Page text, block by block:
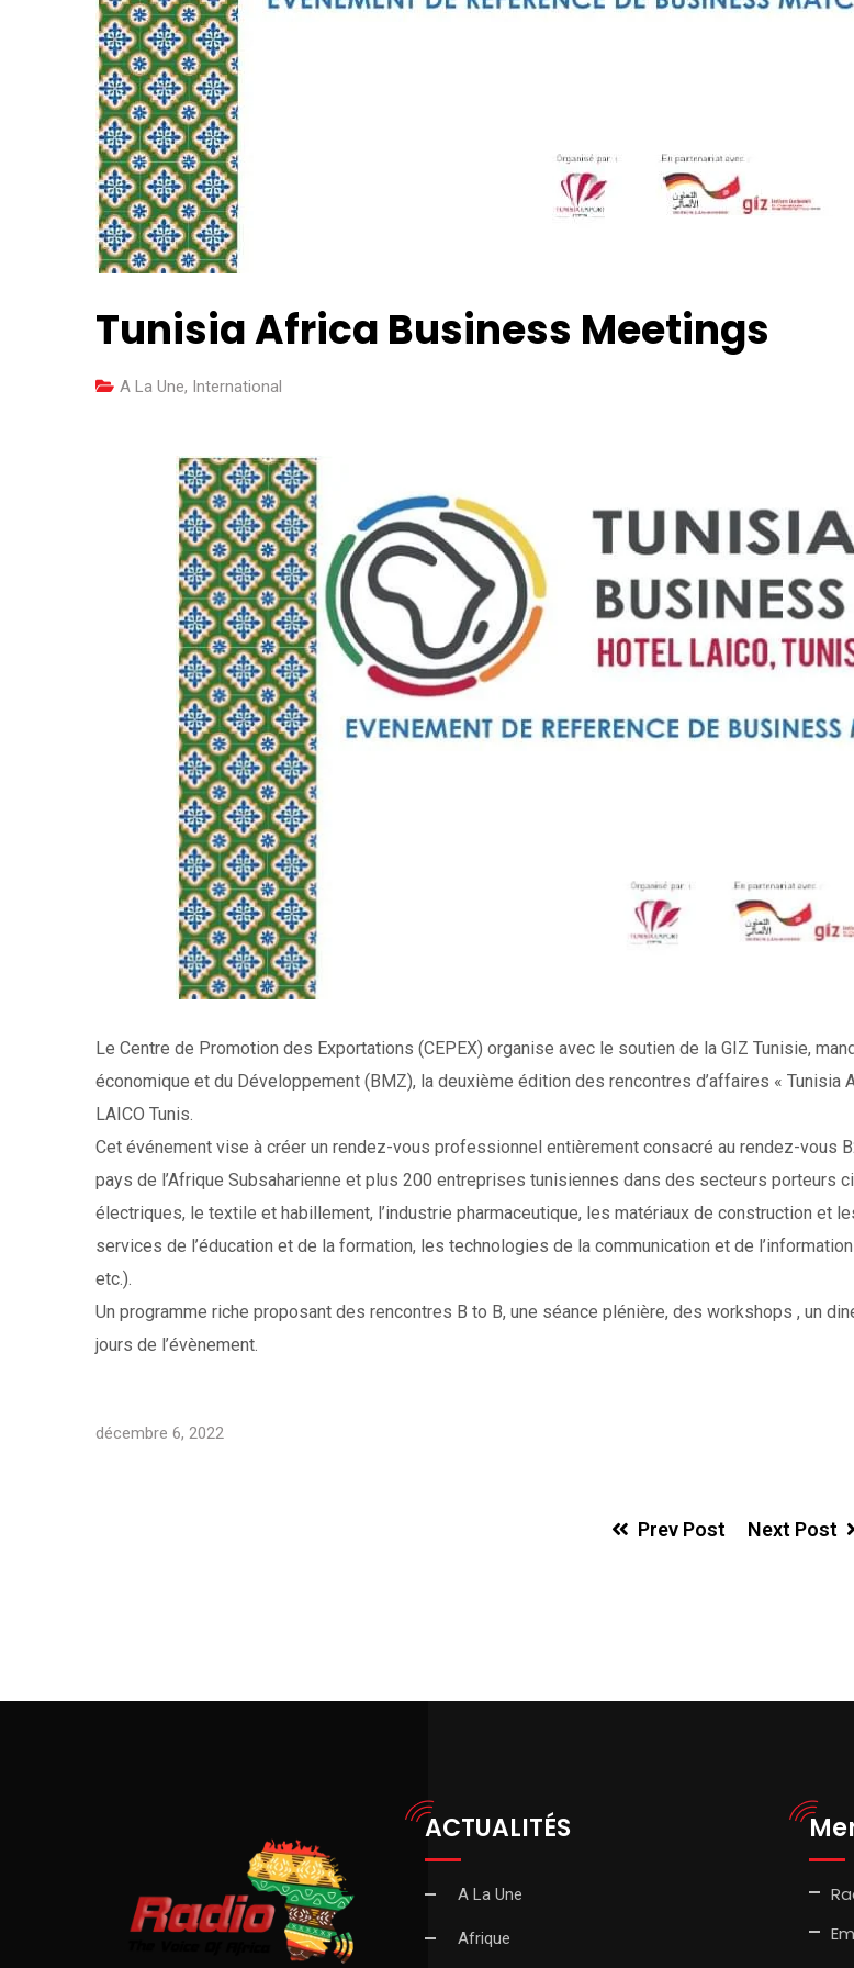
Tunisia Africa Business Meetings
A La Une, International
Le Centre de Promotion des Exportations (CEPEX) organise avec le soutien de la GIZ Tunisie,
économique et du Développement (BMZ), la deuxième édition des rencontres d’affaires «
LAICO Tunis.
Cet événement vise à créer un rendez-vous professionnel entièrement consacré au rendez-
pays de l’Afrique Subsaharienne et plus 200 entreprises tunisiennes dans des secteurs porteurs
électriques, le textile et habillement, l’industrie pharmaceutique, les matériaux de construction et
services de l’éducation et de la formation, les technologies de la communication et de
etc.).
Un programme riche proposant des rencontres B to B, une séance plénière, des workshops , un
jours de l’évènement.
décembre 6, 2022
Prev Post Next Post
ACTUALITÉS
A La Une
Afrique